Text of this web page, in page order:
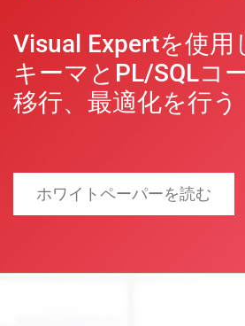
Visual Expertを使用
キーマとPL/SQLコ
移行、最適化を行う
ホワイトペーパーを読む